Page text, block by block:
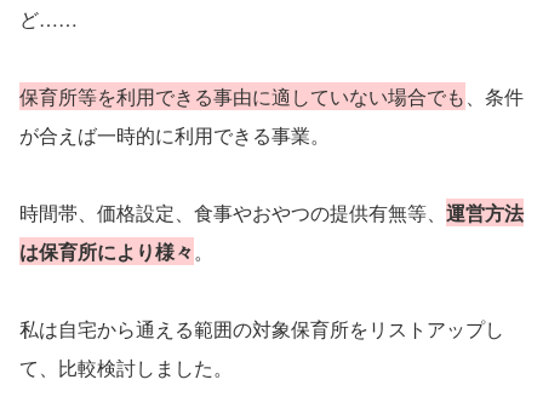
ど……
保育所等を利用できる事由に適していない場合でも、条件
が合えば一時的に利用できる事業。
時間帯、価格設定、食事やおやつの提供有無等、 運営方法
は保育所により様々。
私は自宅から通える範囲の対象保育所をリストアップし
て、比較検討しました。